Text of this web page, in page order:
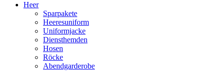
Heer
Sparpakete
Heeresuniform
Uniformjacke
Diensthemden
Hosen
Röcke
Abendgarderobe